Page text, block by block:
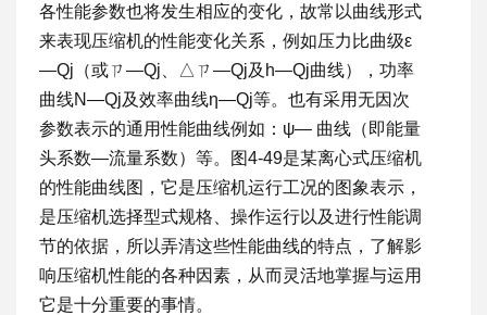
各性能参数也将发生相应的变化，故常以曲线形式
来表现压缩机的性能变化关系，例如压力比曲级ε
—Qj（或ㄗ—Qj、△ㄗ—Qj及h—Qj曲线），功率
曲线N—Qj及效率曲线η—Qj等。也有采用无因次
参数表示的通用性能曲线例如：ψ— 曲线（即能量
头系数—流量系数）等。图4-49是某离心式压缩机
的性能曲线图，它是压缩机运行工况的图象表示，
是压缩机选择型式规格、操作运行以及进行性能调
节的依据，所以弄清这些性能曲线的特点，了解影
响压缩机性能的各种因素，从而灵活地掌握与运用
它是十分重要的事情。